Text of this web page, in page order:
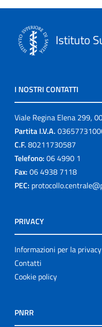
Istituto
I NOSTRI CONTATTI
Viale Regina Elena 299,
Partita I.V.A.
C.F. 80211730587
Telefono: 06 4990 1
Fax: 06 4938 7118
PEC:
PRIVACY
Informazioni per la privacy
Contatti
Cookie policy
PNRR